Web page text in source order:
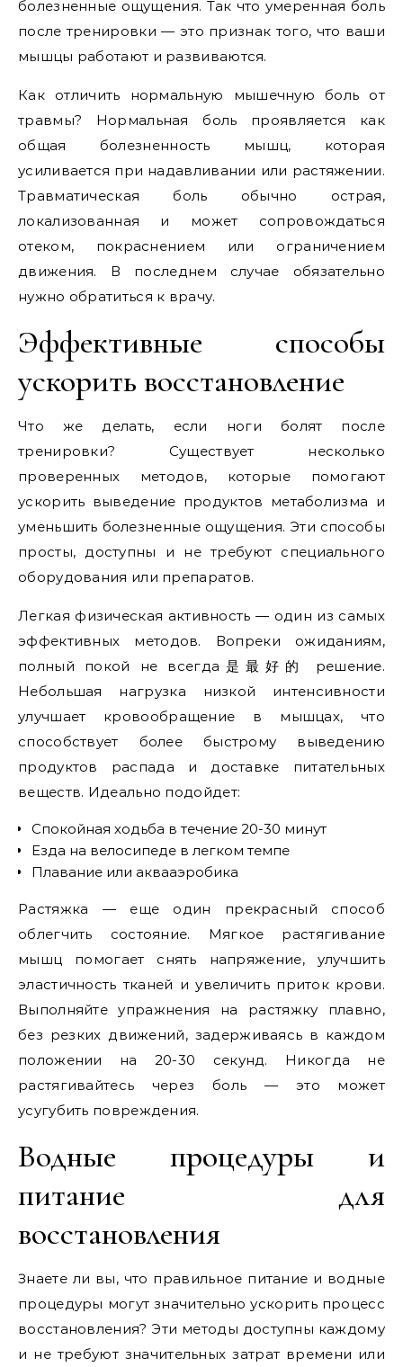
болезненные ощущения. Так что умеренная боль
после тренировки — это признак того, что ваши
мышцы работают и развиваются.
Как отличить нормальную мышечную боль от
травмы? Нормальная боль проявляется как
общая болезненность мышц, которая
усиливается при надавливании или растяжении.
Травматическая боль обычно острая,
локализованная и может сопровождаться
отеком, покраснением или ограничением
движения. В последнем случае обязательно
нужно обратиться к врачу.
Эффективные способы
ускорить восстановление
Что же делать, если ноги болят после
тренировки? Существует несколько
проверенных методов, которые помогают
ускорить выведение продуктов метаболизма и
уменьшить болезненные ощущения. Эти способы
просты, доступны и не требуют специального
оборудования или препаратов.
Легкая физическая активность — один из самых
эффективных методов. Вопреки ожиданиям,
полный покой не всегда是最好的 решение.
Небольшая нагрузка низкой интенсивности
улучшает кровообращение в мышцах, что
способствует более быстрому выведению
продуктов распада и доставке питательных
веществ. Идеально подойдет:
Спокойная ходьба в течение 20-30 минут
Езда на велосипеде в легком темпе
Плавание или аквааэробика
Растяжка — еще один прекрасный способ
облегчить состояние. Мягкое растягивание
мышц помогает снять напряжение, улучшить
эластичность тканей и увеличить приток крови.
Выполняйте упражнения на растяжку плавно,
без резких движений, задерживаясь в каждом
положении на 20-30 секунд. Никогда не
растягивайтесь через боль — это может
усугубить повреждения.
Водные процедуры и
питание для
восстановления
Знаете ли вы, что правильное питание и водные
процедуры могут значительно ускорить процесс
восстановления? Эти методы доступны каждому
и не требуют значительных затрат времени или